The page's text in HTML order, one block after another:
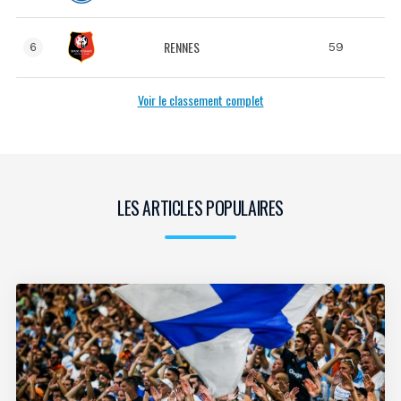
6 RENNES 59
Voir le classement complet
LES ARTICLES POPULAIRES